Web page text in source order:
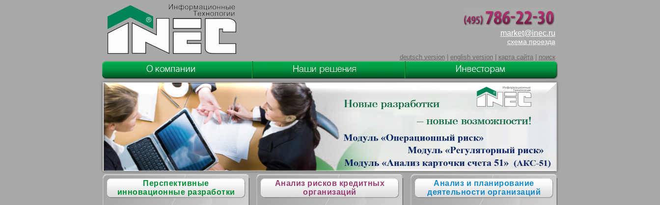
market@inec.ru
схема проезда
deutsch version| english version| карта сайта| поиск
Перспективные
инновационные разработки
Анализ рисков кредитных
организаций
Анализ и планирование
деятельности организаций